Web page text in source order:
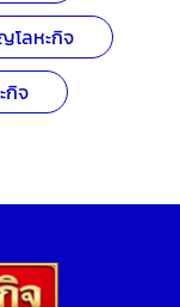
โลหะกิจ
กิจ